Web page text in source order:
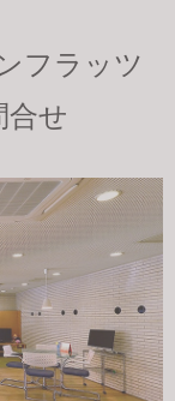
フラッツ
合せ